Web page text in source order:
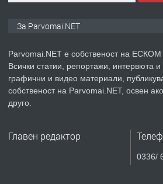
ПРЕДЛАГА Уроци по
За Parvomai.NET
Parvomai.NET е собственост на
Всички статии, репортажи, интервюта и
графични и видео материали,
собственост на Parvomai.NET, освен
друго.
Главен редактор
0336/